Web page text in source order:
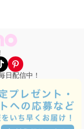
TikTok Pinterest
日配信中！